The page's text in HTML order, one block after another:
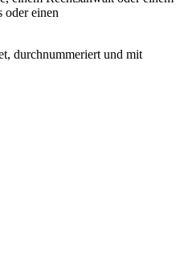
oder einen
durchnummeriert und mit